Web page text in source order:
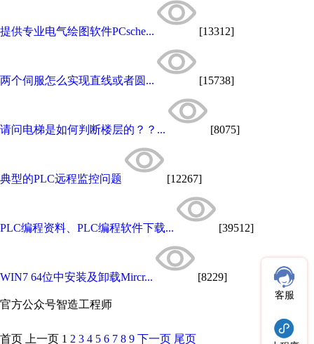
提供专业电气绘图软件PCsche... [13312]
两个伺服怎么实现直线或者圆... [15738]
请问电梯是如何判断楼层的？？... [8075]
典型的PLC远程监控问题 [12267]
PLC编程资料、PLC编程软件下载... [39512]
WIN7 64位中安装及卸载Mircr... [8229]
官方公众号智造工程师
客服
首页 上一页 1 2 3 4 5 6 7 8 9 下一页 尾页